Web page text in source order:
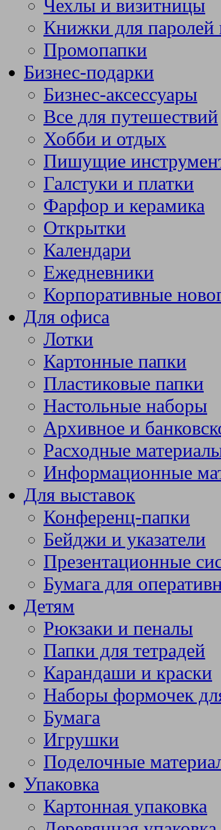
Чехлы и визитницы
Книжки для паролей
Промопапки
Бизнес-подарки
Бизнес-аксессуары
Все для путешествий
Хобби и отдых
Пишущие
Галстуки и платки
Фарфор и керамика
Открытки
Календари
Ежедневники
Корпоративные
Для офиса
Лотки
Картонные папки
Пластиковые папки
Настольные наборы
Архивное и
Расходные
Информационные
Для выставок
Конференц-папки
Бейджи и указатели
Презентационные
Бумага для
Детям
Рюкзаки и пеналы
Папки для тетрадей
Карандаши и краски
Наборы формочек
Бумага
Игрушки
Поделочные
Упаковка
Картонная упаковка